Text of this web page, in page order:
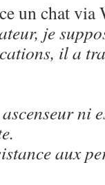
un chat via
je
il a
ni
aux